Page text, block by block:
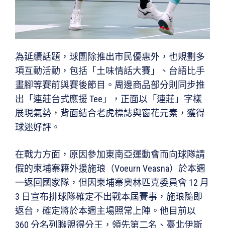
為延續話題，球團除推出市民優惠外，也規劃多
項互動活動，包括「土味情話大賽」、台語比手
畫腳等賽前與賽後節目。周邊商品部分則同步推
出「連莊台式應援 Tee」，正面以「連莊」字樣
展現氣勢，背面結合老虎標誌與窗花元素，獲得
球迷好評。
在戰力方面，原因參加東南亞運動會而向球隊請
假的柬埔寨籍外援施琅（Voeurn Veasna）於本週
一返回國家隊，但因柬埔寨奧林匹克委員會 12 月
3 日宣布排球隊確定不出戰本屆賽事，施琅隨即
返台，確定將於本週主場照常上陣。他目前以
360 分名列聯盟得分王，領先第二名、臺北伊斯